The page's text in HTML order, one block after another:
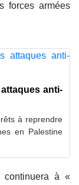
forces armées
anti-
à reprendre
en Palestine
continuera à «